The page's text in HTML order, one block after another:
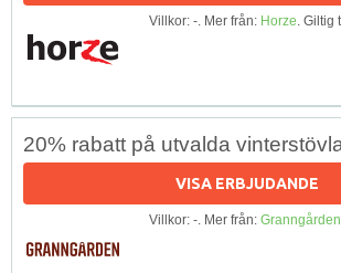
Villkor: -. Mer från: Horze. Giltig
20% rabatt på utvalda
VISA ERBJUDANDE
Villkor: -. Mer från: Granngården